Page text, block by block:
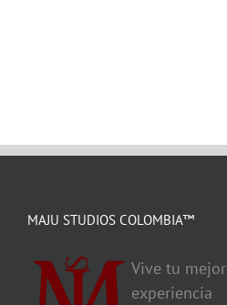
MAJU STUDIOS COLOMBIA™
Vive tu mejor
experiencia